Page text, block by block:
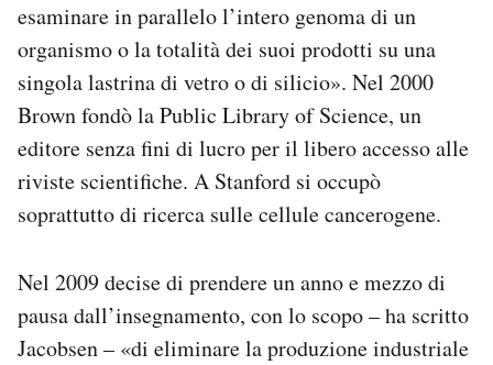
esaminare in parallelo l’intero genoma di un
organismo o la totalità dei suoi prodotti su una
singola lastrina di vetro o di silicio». Nel 2000
Brown fondò la Public Library of Science, un
editore senza fini di lucro per il libero accesso alle
riviste scientifiche. A Stanford si occupò
soprattutto di ricerca sulle cellule cancerogene.
Nel 2009 decise di prendere un anno e mezzo di
pausa dall’insegnamento, con lo scopo – ha scritto
Jacobsen – «di eliminare la produzione industriale